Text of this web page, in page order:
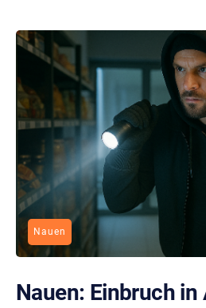
Nauen
Nauen: Einbruch